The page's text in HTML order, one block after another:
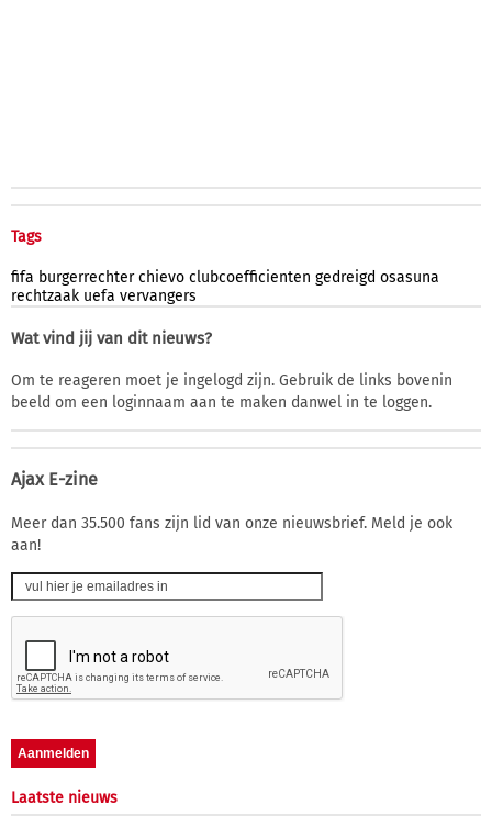
Tags
fifa burgerrechter chievo clubcoefficienten gedreigd osasuna
rechtzaak uefa vervangers
Wat vind jij van dit nieuws?
Om te reageren moet je ingelogd zijn. Gebruik de links bovenin
beeld om een loginnaam aan te maken danwel in te loggen.
Ajax E-zine
Meer dan 35.500 fans zijn lid van onze nieuwsbrief. Meld je ook
aan!
Laatste nieuws